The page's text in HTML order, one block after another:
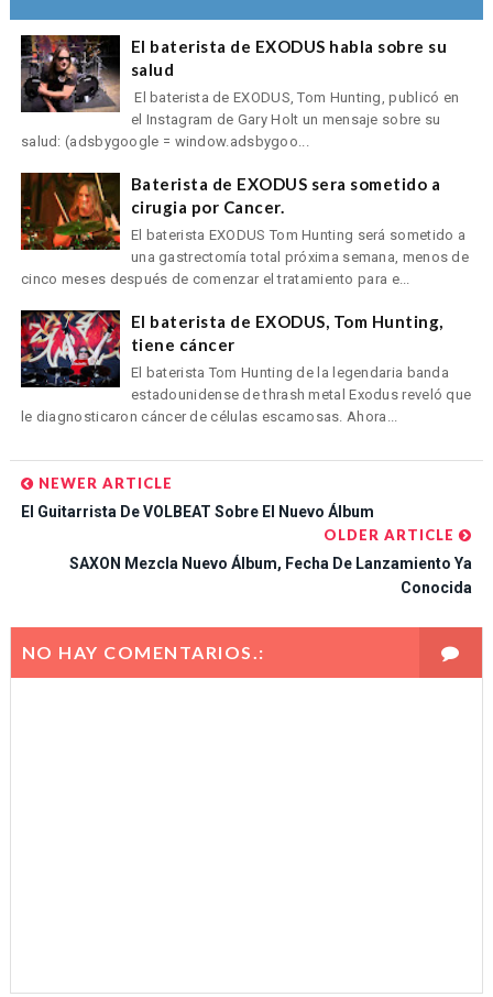
El baterista de EXODUS habla sobre su
salud
El baterista de EXODUS, Tom Hunting, publicó en
el Instagram de Gary Holt un mensaje sobre su
salud: (adsbygoogle = window.adsbygoo...
Baterista de EXODUS sera sometido a
cirugia por Cancer.
El baterista EXODUS Tom Hunting será sometido a
una gastrectomía total próxima semana, menos de
cinco meses después de comenzar el tratamiento para e...
El baterista de EXODUS, Tom Hunting,
tiene cáncer
El baterista Tom Hunting de la legendaria banda
estadounidense de thrash metal Exodus reveló que
le diagnosticaron cáncer de células escamosas. Ahora...
NEWER ARTICLE
El Guitarrista De VOLBEAT Sobre El Nuevo Álbum
OLDER ARTICLE
SAXON Mezcla Nuevo Álbum, Fecha De Lanzamiento Ya
Conocida
NO HAY COMENTARIOS.: